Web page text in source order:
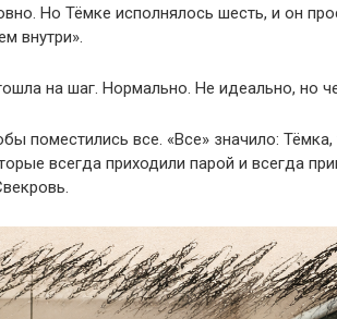
Но Тёмке исполнялось шесть, и он
внутри».
на шаг. Нормально. Не идеально, но
поместились все. «Все» значило: Тёмка,
всегда приходили парой и всегда